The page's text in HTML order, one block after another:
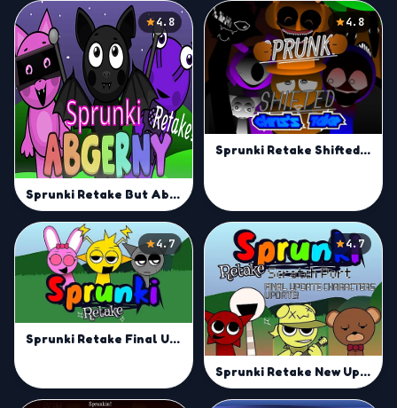
4.8
Sprunki Retake But Abgerny
4.8
Sprunki Retake Shifted | Remix Your Sprunki Sound Today
4.7
Sprunki Retake Final Update | Master Mix and Groove
4.7
Sprunki Retake New Update | Unleash Your Remix Skills Online